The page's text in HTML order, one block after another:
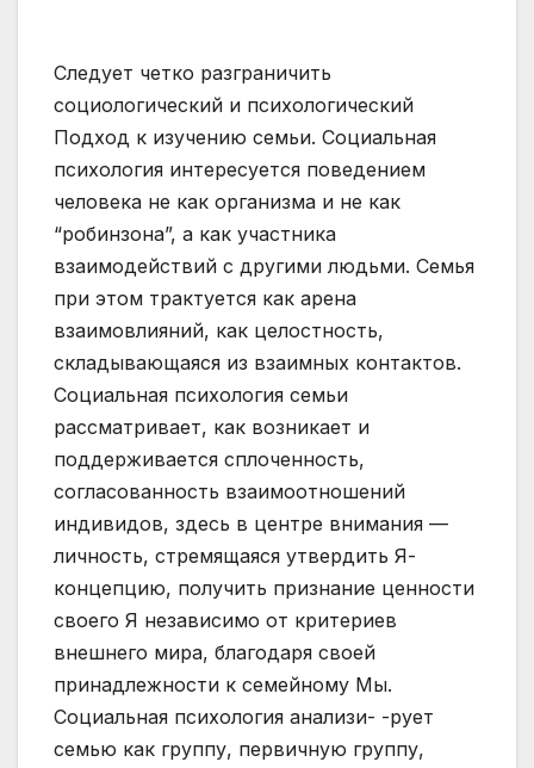
Следует четко разграничить
социологический и психологический
Подход к изучению семьи. Социальная
психология интересуется поведением
человека не как организма и не как
“робинзона”, а как участника
взаимодействий с другими людьми. Семья
при этом трактуется как арена
взаимовлияний, как целостность,
складывающаяся из взаимных контактов.
Социальная психология семьи
рассматривает, как возникает и
поддерживается сплоченность,
согласованность взаимоотношений
индивидов, здесь в центре внимания —
личность, стремящаяся утвердить Я-
концепцию, получить признание ценности
своего Я независимо от критериев
внешнего мира, благодаря своей
принадлежности к семейному Мы.
Социальная психология анализи- -рует
семью как группу, первичную группу,